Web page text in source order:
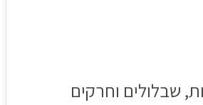
שבלולים וחרקים